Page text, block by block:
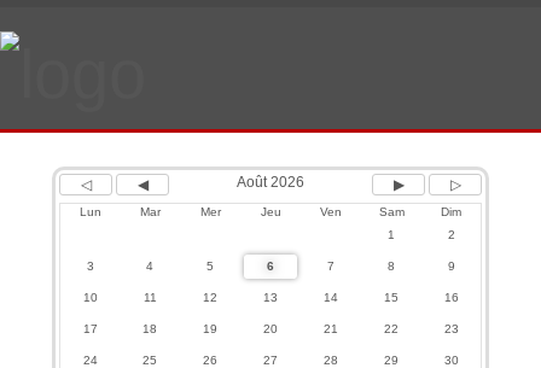
Août 2026
Lun Mar Mer Jeu Ven Sam
Dim
1
2
3 4 5 6 7 8 9
10 11 12 13 14 15 16
17 18 19 20 21 22 23
24 25 26 27 28 29 30